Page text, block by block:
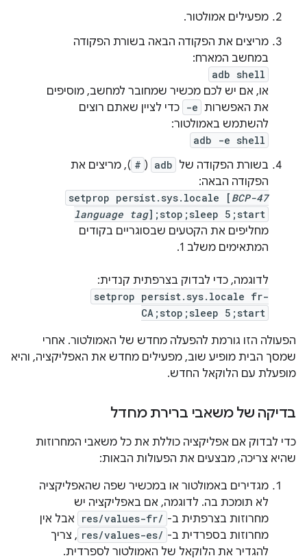
מפעילים אמולטור.
מריצים את הפקודה הבאה בשורת הפקודה
במחשב המארח:
adb shell
או, אם יש לכם מכשיר שמחובר למחשב, מוסיפים
את האפשרות -e כדי לציין שאתם רוצים
להשתמש באמולטור:
adb -e shell
בשורת הפקודה של adb
(
# ), מריצים את
הפקודה הבאה:
setprop persist.sys.locale [ BCP-47
language tag];stop;sleep 5;start
מחליפים את הקטעים שבסוגריים בקודים
המתאימים משלב 1.
לדוגמה, כדי לבדוק בצרפתית קנדית:
setprop persist.sys.locale fr-
CA;stop;sleep 5;start
הפעולה הזו גורמת להפעלה מחדש של האמולטור. אחרי
שמסך הבית מופיע שוב, מפעילים מחדש את האפליקציה, והיא
מופעלת עם הלוקאל החדש.
בדיקה של משאבי ברירת מחדל
כדי לבדוק אם אפליקציה כוללת את כל משאבי המחרוזות
שהיא צריכה, מבצעים את הפעולות הבאות:
מגדירים באמולטור או במכשיר שפה שהאפליקציה
לא תומכת בה. לדוגמה, אם באפליקציה יש
מחרוזות בצרפתית ב- res/values-fr/
אבל אין
מחרוזות בספרדית ב- res/values-es/ , צריך
להגדיר את הלוקאל של האמולטור לספרדית.